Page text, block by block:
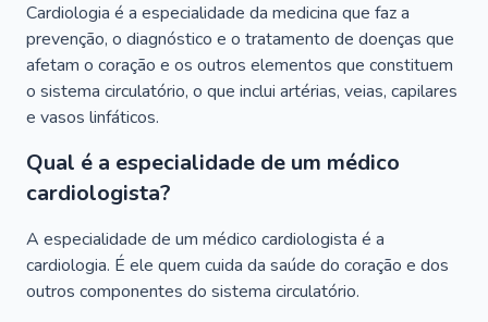
Cardiologia é a especialidade da medicina que faz a
prevenção, o diagnóstico e o tratamento de doenças que
afetam o coração e os outros elementos que constituem
o sistema circulatório, o que inclui artérias, veias, capilares
e vasos linfáticos.
Qual é a especialidade de um médico
cardiologista?
A especialidade de um médico cardiologista é a
cardiologia. É ele quem cuida da saúde do coração e dos
outros componentes do sistema circulatório.